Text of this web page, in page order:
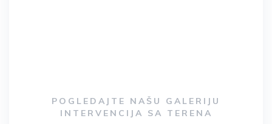
POGLEDAJTE NAŠU GALERIJU
INTERVENCIJA SA TERENA